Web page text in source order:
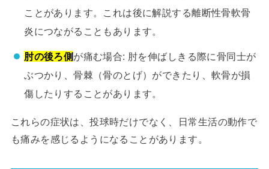
ことがあります。これは後に解説する離断性骨軟骨
炎につながることもあります。
肘の後ろ側 が痛む場合: 肘を伸ばしきる際に骨同士が
ぶつかり、骨棘（骨のとげ）ができたり、軟骨が損
傷したりすることがあります。
これらの症状は、投球時だけでなく、日常生活の動作で
も痛みを感じるようになることがあります。